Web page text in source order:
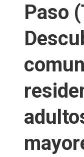
Paso